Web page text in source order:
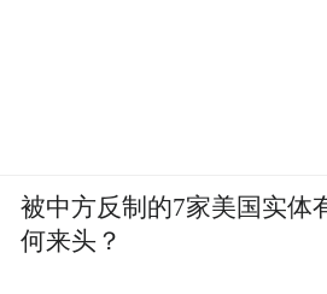
被中方反制的7家美国实体
何来头？